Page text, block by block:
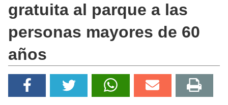
gratuita al parque a las
personas mayores de 60
años